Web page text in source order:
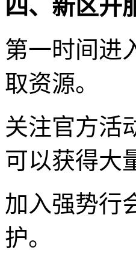
四、新区开
第一时间进
取资源。
关注官方活
可以获得大
加入强势行
护。